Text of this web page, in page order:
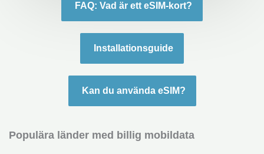
FAQ: Vad är ett eSIM-kort?
Installationsguide
Kan du använda eSIM?
Populära länder med billig mobildata